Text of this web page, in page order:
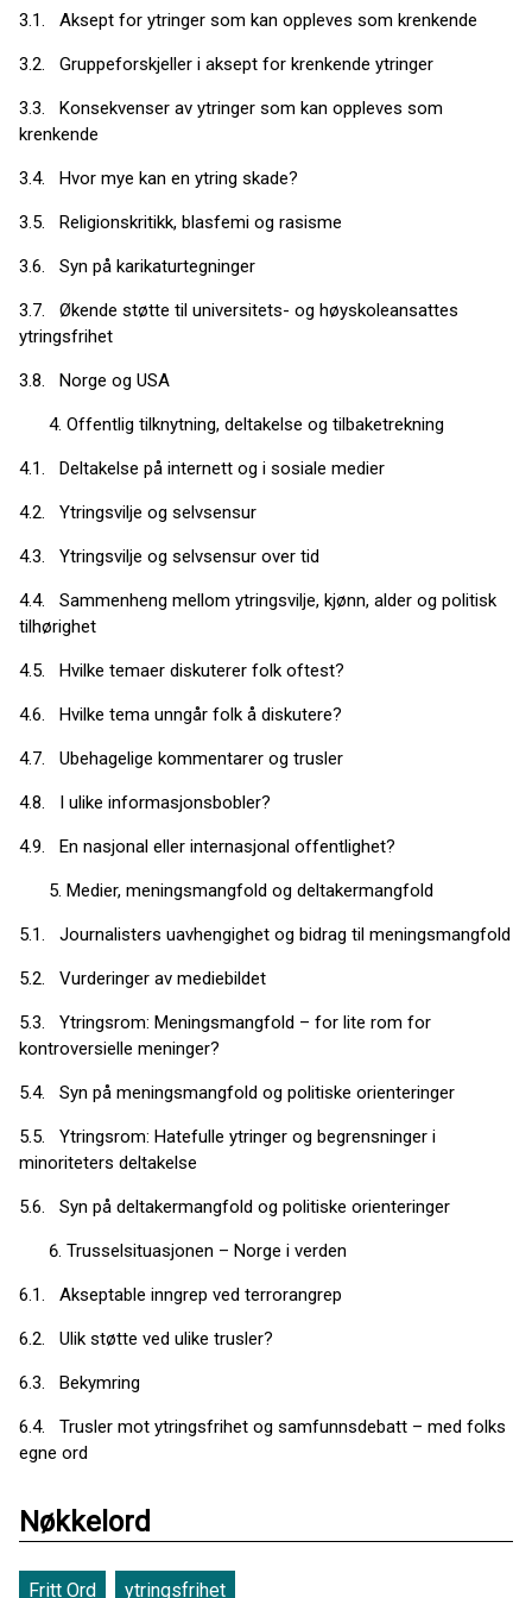
3.1. Aksept for ytringer som kan oppleves som krenkende
3.2. Gruppeforskjeller i aksept for krenkende ytringer
3.3. Konsekvenser av ytringer som kan oppleves som
krenkende
3.4. Hvor mye kan en ytring skade?
3.5. Religionskritikk, blasfemi og rasisme
3.6. Syn på karikaturtegninger
3.7. Økende støtte til universitets- og høyskoleansattes
ytringsfrihet
3.8. Norge og USA
Offentlig tilknytning, deltakelse og tilbaketrekning
4.1. Deltakelse på internett og i sosiale medier
4.2. Ytringsvilje og selvsensur
4.3. Ytringsvilje og selvsensur over tid
4.4. Sammenheng mellom ytringsvilje, kjønn, alder og politisk
tilhørighet
4.5. Hvilke temaer diskuterer folk oftest?
4.6. Hvilke tema unngår folk å diskutere?
4.7. Ubehagelige kommentarer og trusler
4.8. I ulike informasjonsbobler?
4.9. En nasjonal eller internasjonal offentlighet?
Medier, meningsmangfold og deltakermangfold
5.1. Journalisters uavhengighet og bidrag til meningsmangfold
5.2. Vurderinger av mediebildet
5.3. Ytringsrom: Meningsmangfold – for lite rom for
kontroversielle meninger?
5.4. Syn på meningsmangfold og politiske orienteringer
5.5. Ytringsrom: Hatefulle ytringer og begrensninger i
minoriteters deltakelse
5.6. Syn på deltakermangfold og politiske orienteringer
Trusselsituasjonen – Norge i verden
6.1. Akseptable inngrep ved terrorangrep
6.2. Ulik støtte ved ulike trusler?
6.3. Bekymring
6.4. Trusler mot ytringsfrihet og samfunnsdebatt – med folks
egne ord
Nøkkelord
Fritt Ord ytringsfrihet